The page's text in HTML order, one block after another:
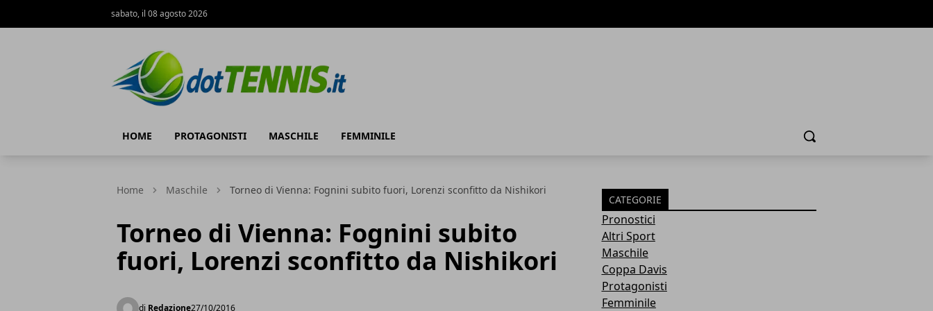
sabato, il 08 agosto 2026
HOME PROTAGONISTI MASCHILE FEMMINILE Cerca
Home Maschile Torneo di Vienna: Fognini subito fuori, Lorenzi sconfitto da Nishikori
Torneo di Vienna: Fognini subito
fuori, Lorenzi sconfitto da Nishikori
di Redazione27/10/2016
CATEGORIE
Pronostici
Altri Sport
Maschile
Coppa Davis
Protagonisti
Femminile